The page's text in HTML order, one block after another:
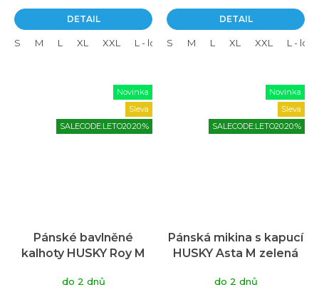
DETAIL
S M L XL XXL L - long XL - long XXL - long
DETAIL
S M L XL XXL L -
Novinka
Sleva
SALECODE:LETO20:20:%
Pánské bavlněné
kalhoty HUSKY Roy M
do 2 dnů
Novinka
Sleva
SALECODE:LETO20:20:%
Pánská mikina s kapucí
HUSKY Asta M zelená
do 2 dnů